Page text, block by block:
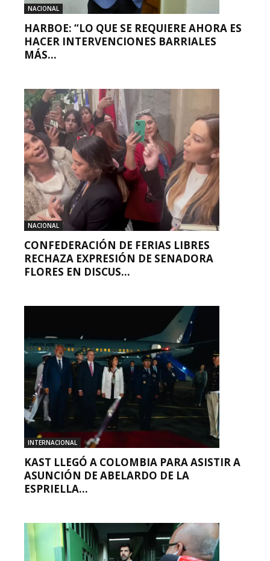
NACIONAL
HARBOE: “LO QUE SE REQUIERE AHORA ES
HACER INTERVENCIONES BARRIALES
MÁS...
NACIONAL
CONFEDERACIÓN DE FERIAS LIBRES
RECHAZA EXPRESIÓN DE SENADORA
FLORES EN DISCUS...
INTERNACIONAL
KAST LLEGÓ A COLOMBIA PARA ASISTIR A
ASUNCIÓN DE ABELARDO DE LA
ESPRIELLA...